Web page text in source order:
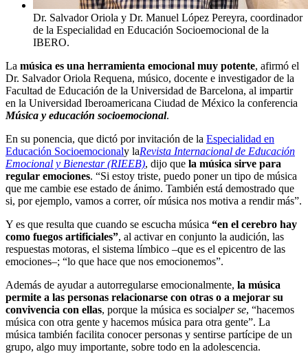
Dr. Salvador Oriola y Dr. Manuel López Pereyra, coordinador
de la Especialidad en Educación Socioemocional de la
IBERO.
La música es una herramienta emocional muy potente, afirmó el
Dr. Salvador Oriola Requena, músico, docente e investigador de la
Facultad de Educación de la Universidad de Barcelona, al impartir
en la Universidad Iberoamericana Ciudad de México la conferencia
Música y educación socioemocional.
En su ponencia, que dictó por invitación de la Especialidad en
Educación Socioemocionaly laRevista Internacional de Educación
Emocional y Bienestar (RIEEB), dijo que la música sirve para
regular emociones. “Si estoy triste, puedo poner un tipo de música
que me cambie ese estado de ánimo. También está demostrado que
si, por ejemplo, vamos a correr, oír música nos motiva a rendir más”.
Y es que resulta que cuando se escucha música “en el cerebro hay
como fuegos artificiales”, al activar en conjunto la audición, las
respuestas motoras, el sistema límbico –que es el epicentro de las
emociones–; “lo que hace que nos emocionemos”.
Además de ayudar a autorregularse emocionalmente, la música
permite a las personas relacionarse con otras o a mejorar su
convivencia con ellas, porque la música es socialper se, “hacemos
música con otra gente y hacemos música para otra gente”. La
música también facilita conocer personas y sentirse partícipe de un
grupo, algo muy importante, sobre todo en la adolescencia.